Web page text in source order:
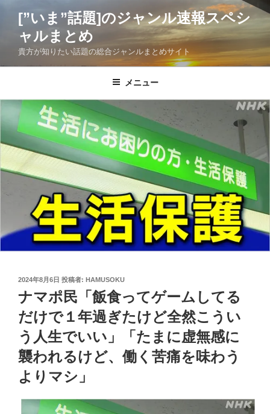
ツ
ッ
[”いま”話題]のジャンル速報スペシ
ャルまとめ
貴方が知りたい話題の総合ジャンルまとめサイト
メニュー
投
日:
2024年8月6日 投稿者: HAMUSOKU
ナマポ民「飯食ってゲームしてる
だけで１年過ぎたけど全然こうい
う人生でいい」「たまに虚無感に
襲われるけど、働く苦痛を味わう
よりマシ」